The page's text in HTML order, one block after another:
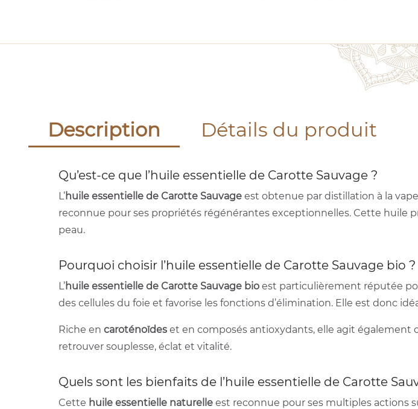
Description Détails du produit
Qu’est-ce que l’huile essentielle de Carotte Sauvage ?
L’huile essentielle de Carotte Sauvage est obtenue par distillation à la
reconnue pour ses propriétés régénérantes exceptionnelles. Cette huile
peau.
Pourquoi choisir l’huile essentielle de Carotte Sauvage bio ?
L’huile essentielle de Carotte Sauvage bio est particulièrement réputée
des cellules du foie et favorise les fonctions d’élimination. Elle est donc
Riche en caroténoïdes et en composés antioxydants, elle agit également
retrouver souplesse, éclat et vitalité.
Quels sont les bienfaits de l’huile essentielle de Carotte
Cette huile essentielle naturelle est reconnue pour ses multiples actions